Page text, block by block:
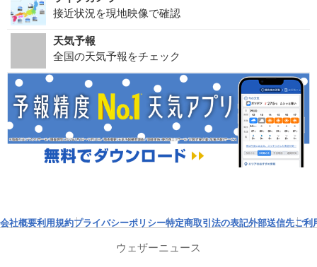
接近状況を現地映像で確認
天気予報
全国の天気予報をチェック
会社概要利用規約プライバシーポリシー特定商取引法の表記外部送信先ご利
ウェザーニュース